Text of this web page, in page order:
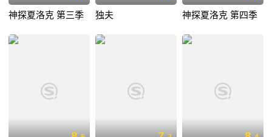
神探夏洛克 第三季 独夫 神探夏洛克 第四季